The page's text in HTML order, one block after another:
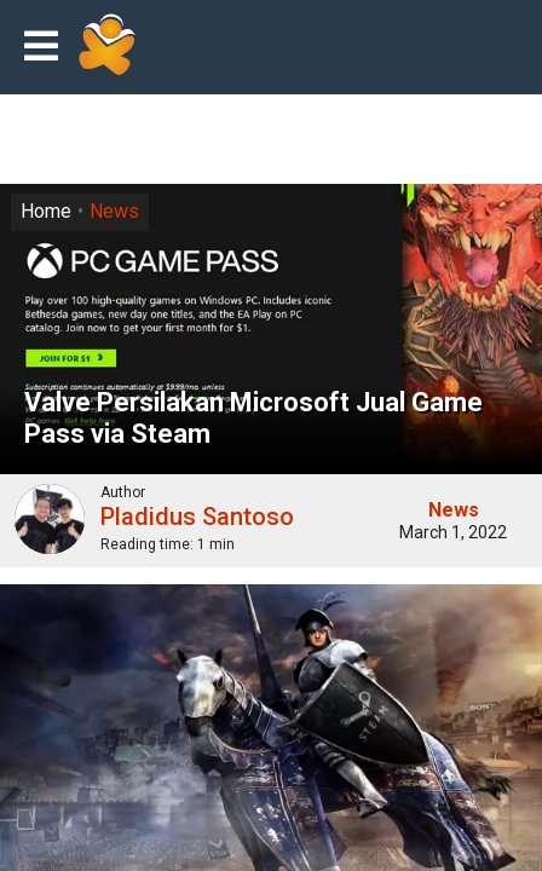
Valve Persilakan Microsoft Jual Game
Pass via Steam
Home News
Author
Pladidus Santoso
Reading time: 1 min
News
March 1, 2022